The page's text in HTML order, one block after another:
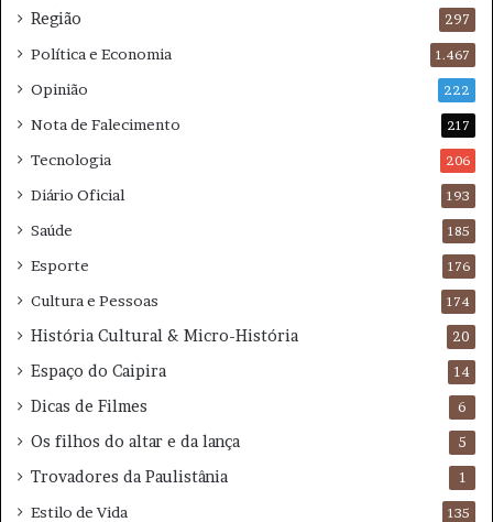
Região 297
Política e Economia 1.467
Opinião 222
Nota de Falecimento 217
Tecnologia 206
Diário Oficial 193
Saúde 185
Esporte 176
Cultura e Pessoas 174
História Cultural & Micro-História 20
Espaço do Caipira 14
Dicas de Filmes 6
Os filhos do altar e da lança 5
Trovadores da Paulistânia 1
Estilo de Vida 135